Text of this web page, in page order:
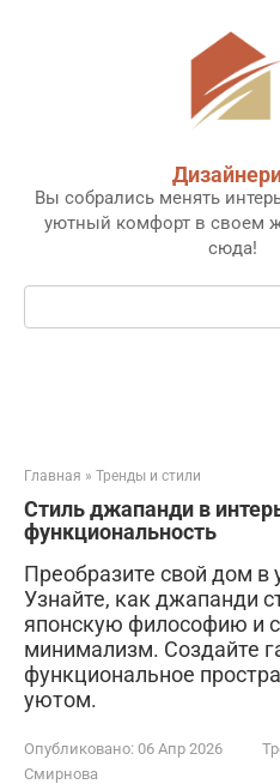
Вы собрались менять
уютный комфорт в своем
сюда!
Поиск:
Главная » Тренды и стили
Стиль джапанди в
функциональность
Преобразите свой дом
Узнайте, как джапанди
японскую философию и
минимализм. Создайте
функциональное
уютом.
Опубликовано: 06 Апр 2026
Смирнова